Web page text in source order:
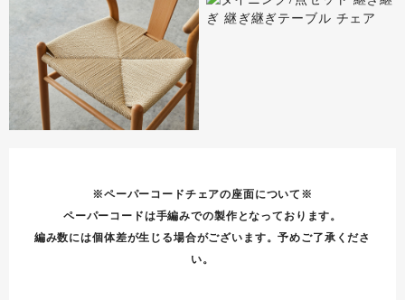
※ペーパーコードチェアの座面について※
ペーパーコードは手編みでの製作となっております。
編み数には個体差が生じる場合がございます。予めご了承くださ
い。